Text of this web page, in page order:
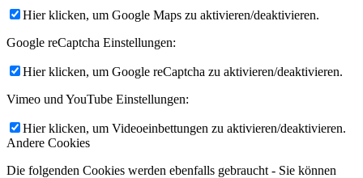
Hier klicken, um Google Maps zu aktivieren/deaktivieren.
Google reCaptcha Einstellungen:
Hier klicken, um Google reCaptcha zu aktivieren/deaktivieren.
Vimeo und YouTube Einstellungen:
Hier klicken, um Videoeinbettungen zu aktivieren/deaktivieren.
Andere Cookies
Die folgenden Cookies werden ebenfalls gebraucht - Sie können